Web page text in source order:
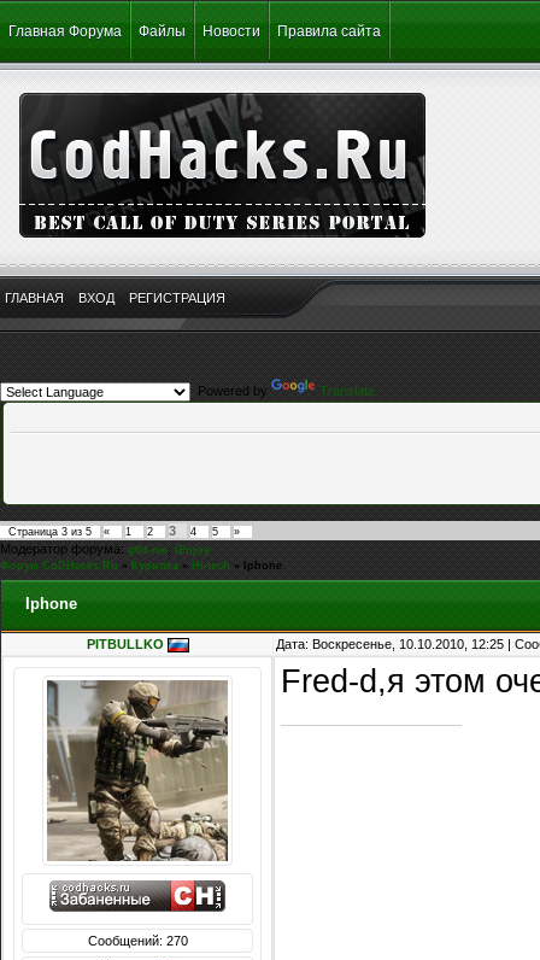
Главная Форума Файлы Новости Правила сайта
ГЛАВНАЯ ВХОД РЕГИСТРАЦИЯ
Powered by Translate
Страница 3 из 5 « 1 2 3 4 5 »
Модератор форума:g0d-me,iEnjoy
Форум CoDHacks.Ru » Курилка » Hi-tech » Iphone
Iphone
PITBULLKO Дата: Воскресенье, 10.10.2010, 12:25 |
Сообщений: 270
Fred-d,я этом